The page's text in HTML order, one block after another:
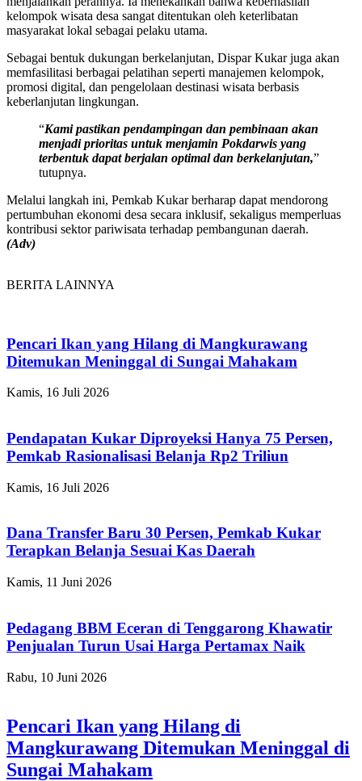
kelompok wisata desa sangat ditentukan oleh keterlibatan
masyarakat lokal sebagai pelaku utama.
Sebagai bentuk dukungan berkelanjutan, Dispar Kukar juga akan
memfasilitasi berbagai pelatihan seperti manajemen kelompok,
promosi digital, dan pengelolaan destinasi wisata berbasis
keberlanjutan lingkungan.
“Kami pastikan pendampingan dan pembinaan akan
menjadi prioritas untuk menjamin Pokdarwis yang
terbentuk dapat berjalan optimal dan berkelanjutan,”
tutupnya.
Melalui langkah ini, Pemkab Kukar berharap dapat mendorong
pertumbuhan ekonomi desa secara inklusif, sekaligus memperluas
kontribusi sektor pariwisata terhadap pembangunan daerah.
(Adv)
BERITA LAINNYA
Pencari Ikan yang Hilang di Mangkurawang
Ditemukan Meninggal di Sungai Mahakam
Kamis, 16 Juli 2026
Pendapatan Kukar Diproyeksi Hanya 75 Persen,
Pemkab Rasionalisasi Belanja Rp2 Triliun
Kamis, 16 Juli 2026
Dana Transfer Baru 30 Persen, Pemkab Kukar
Terapkan Belanja Sesuai Kas Daerah
Kamis, 11 Juni 2026
Pedagang BBM Eceran di Tenggarong Khawatir
Penjualan Turun Usai Harga Pertamax Naik
Rabu, 10 Juni 2026
Pencari Ikan yang Hilang di
Mangkurawang Ditemukan Meninggal di
Sungai Mahakam